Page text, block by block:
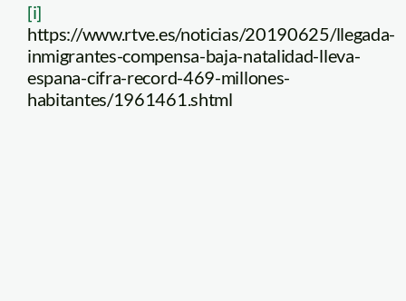
[i]
https://www.rtve.es/noticias/20190625/llegada-
inmigrantes-compensa-baja-natalidad-lleva-
espana-cifra-record-469-millones-
habitantes/1961461.shtml